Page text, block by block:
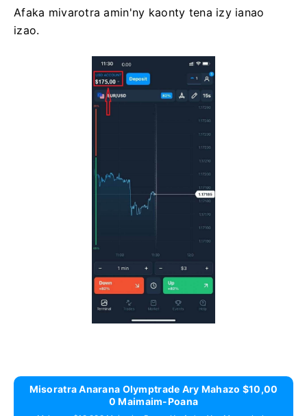
Afaka mivarotra amin'ny kaonty tena izy ianao
izao.
Misoratra Anarana Olymptrade Ary Mahazo $10,00
0 Maimaim-Poana